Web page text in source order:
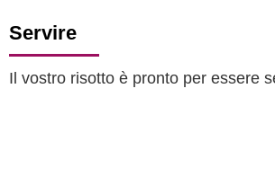
Servire
Il vostro risotto è pronto per essere